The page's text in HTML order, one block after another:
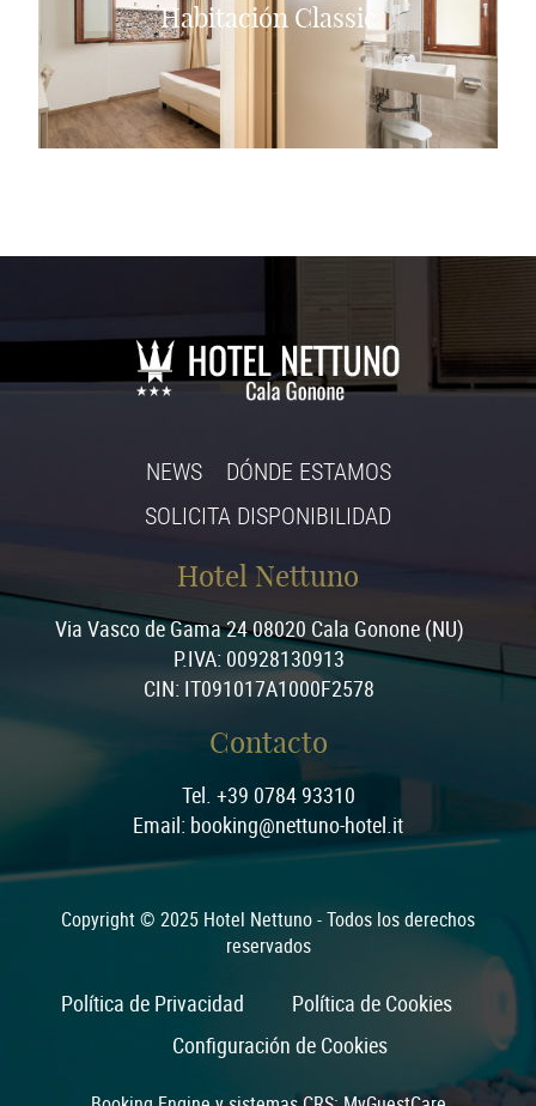
Habitación Classic
NEWS
DÓNDE ESTAMOS
SOLICITA DISPONIBILIDAD
Hotel Nettuno
Via Vasco de Gama 24 08020 Cala Gonone (NU)
P.IVA: 00928130913
CIN: IT091017A1000F2578
Contacto
Tel. +39 0784 93310
Email: booking@nettuno-hotel.it
Copyright © 2025 Hotel Nettuno - Todos los derechos
reservados
Política de Privacidad
Política de Cookies
Configuración de Cookies